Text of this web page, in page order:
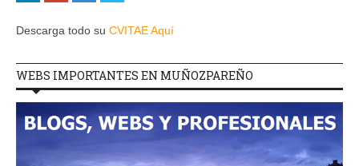
Descarga todo su CVITAE Aquí
WEBS IMPORTANTES EN MUÑOZPAREÑO